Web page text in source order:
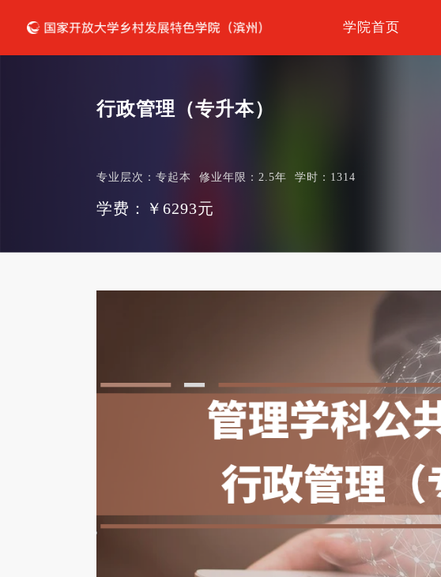
学院首页
行政管理（专升本）
专业层次：专起本 修业年限：2.5年 学时：1314
学费：￥6293元